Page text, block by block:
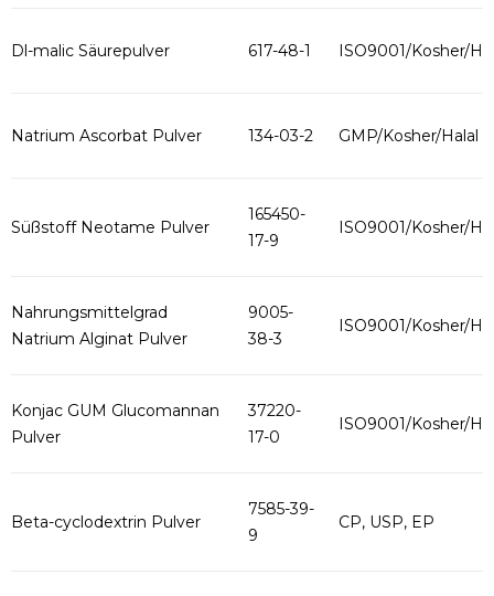
Dl-malic Säurepulver 617-48-1 ISO9001/Kosher/
Natrium Ascorbat Pulver 134-03-2 GMP/Kosher/Halal
Süßstoff Neotame Pulver
165450-
17-9
ISO9001/Kosher/
Nahrungsmittelgrad
Natrium Alginat Pulver
9005-
38-3
ISO9001/Kosher/
Konjac GUM Glucomannan
Pulver
37220-
17-0
ISO9001/Kosher/
Beta-cyclodextrin Pulver
7585-39-
9
CP, USP, EP